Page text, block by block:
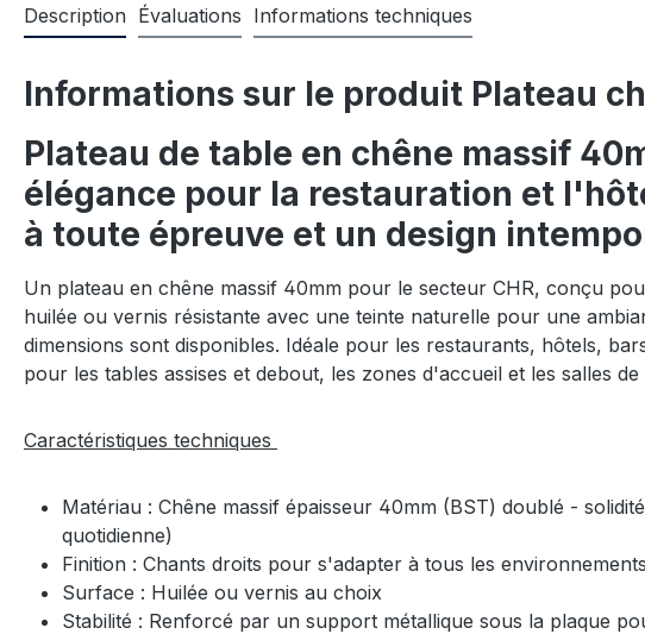
Description Évaluations Informations techniques
Informations sur le produit Plateau
Plateau de table en chêne massif
élégance pour la restauration et
à toute épreuve et un design
Un plateau en chêne massif 40mm pour le secteur CHR, conçu
huilée ou vernis résistante avec une teinte naturelle pour une
dimensions sont disponibles. Idéale pour les restaurants, hôtels,
pour les tables assises et debout, les zones d'accueil et les salles
Caractéristiques techniques
Matériau : Chêne massif épaisseur 40mm (BST) doublé -
quotidienne)
Finition : Chants droits pour s'adapter à tous les
Surface : Huilée ou vernis au choix
Stabilité : Renforcé par un support métallique sous la plaque